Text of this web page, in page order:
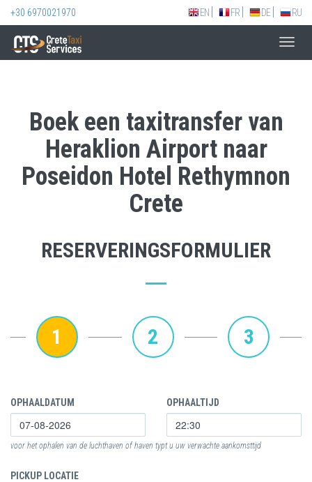
+30 6970021970 EN FR DE RU
Boek een taxitransfer van
Heraklion Airport naar
Poseidon Hotel Rethymnon
Crete
RESERVERINGSFORMULIER
1 2 3
OPHAALDATUM OPHAALTIJD
voor het ophalen van de luchthaven of haven typt u uw verwachte aankomsttijd
PICKUP LOCATIE